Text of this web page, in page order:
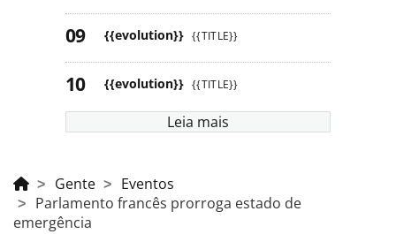
{{evolution}} {{TITLE}}
{{evolution}} {{TITLE}}
Leia mais
Gente
Eventos
Parlamento francês prorroga estado de
emergência